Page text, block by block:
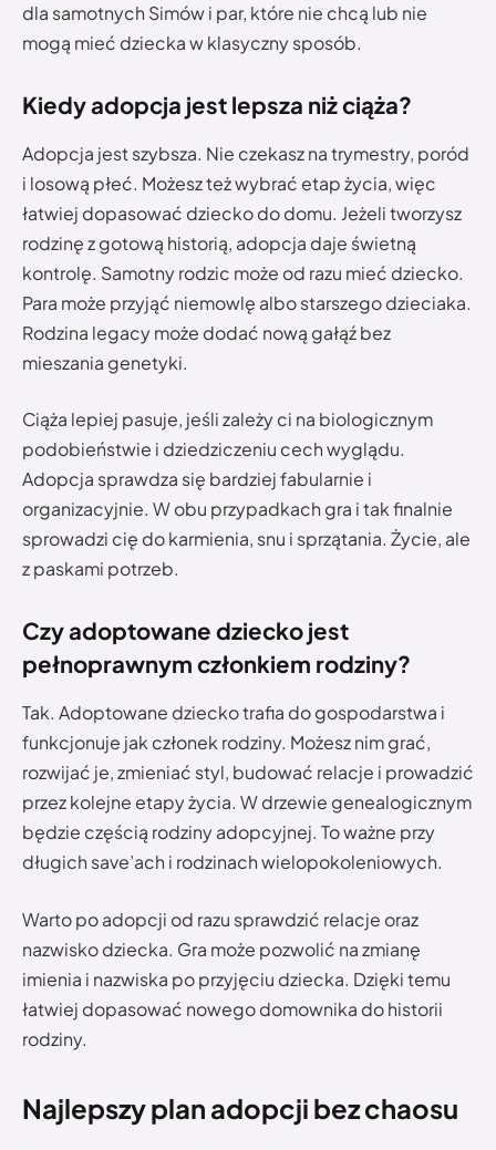
dla samotnych Simów i par, które nie chcą lub nie
mogą mieć dziecka w klasyczny sposób.
Kiedy adopcja jest lepsza niż ciąża?
Adopcja jest szybsza. Nie czekasz na trymestry, poród
i losową płeć. Możesz też wybrać etap życia, więc
łatwiej dopasować dziecko do domu. Jeżeli tworzysz
rodzinę z gotową historią, adopcja daje świetną
kontrolę. Samotny rodzic może od razu mieć dziecko.
Para może przyjąć niemowlę albo starszego dzieciaka.
Rodzina legacy może dodać nową gałąź bez
mieszania genetyki.
Ciąża lepiej pasuje, jeśli zależy ci na biologicznym
podobieństwie i dziedziczeniu cech wyglądu.
Adopcja sprawdza się bardziej fabularnie i
organizacyjnie. W obu przypadkach gra i tak finalnie
sprowadzi cię do karmienia, snu i sprzątania. Życie, ale
z paskami potrzeb.
Czy adoptowane dziecko jest
pełnoprawnym członkiem rodziny?
Tak. Adoptowane dziecko trafia do gospodarstwa i
funkcjonuje jak członek rodziny. Możesz nim grać,
rozwijać je, zmieniać styl, budować relacje i prowadzić
przez kolejne etapy życia. W drzewie genealogicznym
będzie częścią rodziny adopcyjnej. To ważne przy
długich save’ach i rodzinach wielopokoleniowych.
Warto po adopcji od razu sprawdzić relacje oraz
nazwisko dziecka. Gra może pozwolić na zmianę
imienia i nazwiska po przyjęciu dziecka. Dzięki temu
łatwiej dopasować nowego domownika do historii
rodziny.
Najlepszy plan adopcji bez chaosu